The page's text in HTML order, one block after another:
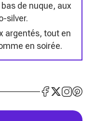
de nuque, aux
silver.
argentés, tout en
en soirée.